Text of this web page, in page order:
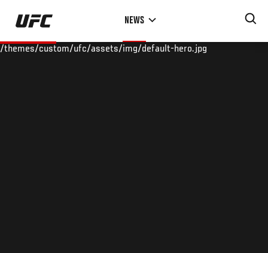
Skip
main
NEWS
/themes/custom/ufc/assets/img/default-hero.jpg